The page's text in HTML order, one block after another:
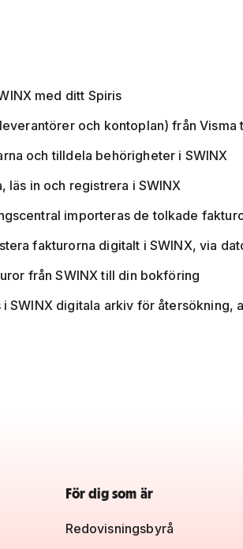
med ditt Spiris
och kontoplan) från Visma
och tilldela behörigheter i SWINX
läs in och registrera i SWINX
importeras de tolkade
fakturorna digitalt i SWINX, via
från SWINX till din bokföring
SWINX digitala arkiv för återsökning,
För dig som är
Redovisningsbyrå